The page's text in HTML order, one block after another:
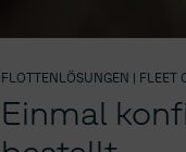
FLOTTENLÖSUNGEN | FLEET
Einmal